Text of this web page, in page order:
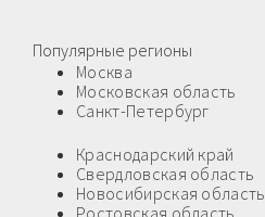
Популярные регионы
Москва
Московская область
Санкт-Петербург
Краснодарский край
Свердловская область
Новосибирская область
Ростовская область